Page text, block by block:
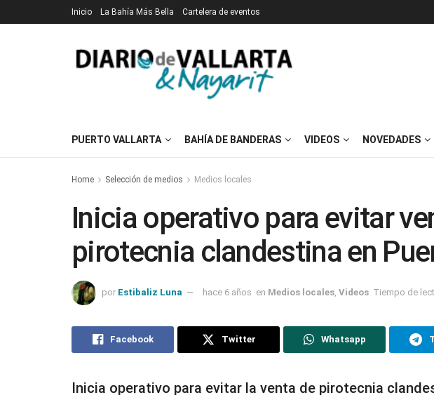
Inicio La Bahía Más Bella Cartelera de eventos
PUERTO VALLARTA BAHÍA DE BANDERAS VIDEOS NOVEDADES
Home Selección de medios Medios locales
Inicia operativo para evitar
pirotecnia clandestina en
por Estibaliz Luna hace 6 años en Medios locales Videos Tiempo de
Facebook Twitter Whatsapp
Inicia operativo para evitar la venta de pirotecnia